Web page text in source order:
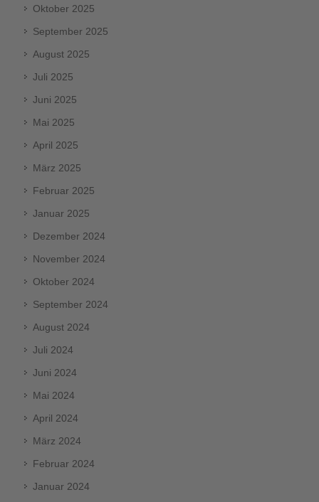
Oktober 2025
September 2025
August 2025
Juli 2025
Juni 2025
Mai 2025
April 2025
März 2025
Februar 2025
Januar 2025
Dezember 2024
November 2024
Oktober 2024
September 2024
August 2024
Juli 2024
Juni 2024
Mai 2024
April 2024
März 2024
Februar 2024
Januar 2024